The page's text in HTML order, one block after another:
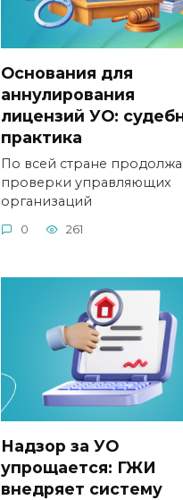
Основания для
аннулирования
лицензий УО:
практика
По всей стране
проверки управляющих
организаций
0 261
Надзор за УО
упрощается: ГЖИ
внедряет систему